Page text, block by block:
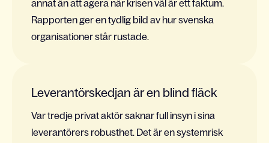
annat än att agera när krisen väl är ett faktum.
Rapporten ger en tydlig bild av hur svenska
organisationer står rustade.
Leverantörskedjan är en blind fläck
Var tredje privat aktör saknar full insyn i sina
leverantörers robusthet. Det är en systemrisk